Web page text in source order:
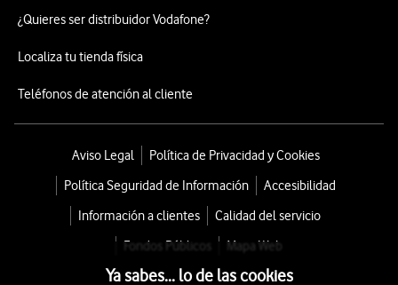
¿Quieres ser distribuidor Vodafone?
Localiza tu tienda física
Teléfonos de atención al cliente
Aviso Legal
Política de Privacidad y Cookies
Política Seguridad de Información
Accesibilidad
Información a clientes
Calidad del servicio
Fondos Públicos
Mapa Web
Ya sabes... lo de las cookies